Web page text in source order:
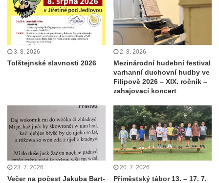
3. 8. 2026
Tolštejnské slavnosti 2026
2. 8. 2026
Mezinárodní hudební festival
varhanní duchovní hudby ve
Filipově 2026 – XIX. ročník –
zahajovací koncert
23. 7. 2026
Večer na počest Jakuba Bart-
20. 7. 2026
Příměstský tábor 13. – 17. 7.